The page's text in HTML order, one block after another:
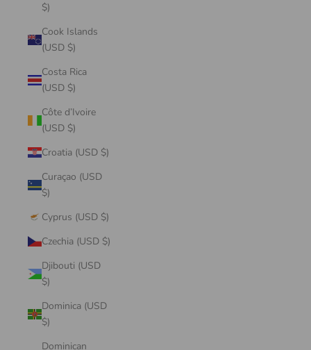
$)
Cook Islands
(USD $)
Costa Rica
(USD $)
Côte d’Ivoire
(USD $)
Croatia (USD $)
Curaçao (USD
$)
Cyprus (USD $)
Czechia (USD $)
Djibouti (USD
$)
Dominica (USD
$)
Dominican